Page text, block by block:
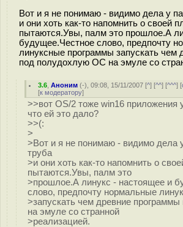
Вот и я не понимаю - видимо дела у
и они хоть как-то напомнить о своей
пытаются.Увы, палм это прошлое.А
будущее.Честное слово, предпочту
линуксные программы запускать чем
под полудохлую ОС на эмуле со
3.6 ,Аноним (-), 09:08, 15/11/2007 [^] [^^] [^^^] [
[к модератору]
>>вот OS/2 тоже win16 приложения
что ей это дало?
>>(:
>
>Вот и я не понимаю - видимо дела
труба
>и они хоть как-то напомнить о
пытаются.Увы, палм это
>прошлое.А линукс - настоящее и
слово, предпочту нормальные
>запускать чем древние
на эмуле со странной
>реализацией.